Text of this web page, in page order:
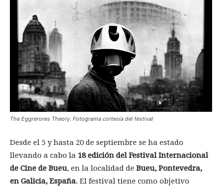
The Eggrerores Theory. Fotograma cortesía del festival
Desde el 5 y hasta 20 de septiembre se ha estado
llevando a cabo la 18 edición del Festival Internacional
de Cine de Bueu, en la localidad de Bueu, Pontevedra,
en Galicia, España. El festival tiene como objetivo